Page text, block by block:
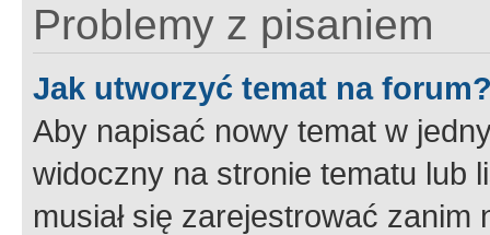
Problemy z pisaniem
Jak utworzyć temat na
Aby napisać nowy temat w
widoczny na stronie tematu lub
musiał się zarejestrować